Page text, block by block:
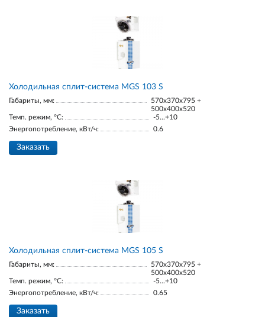
Холодильная сплит-система MGS 103 S
Габариты, мм:
570x370x795 +
500x400x520
Темп. режим, °С:
-5...+10
Энергопотребление, кВт/ч:
0.6
Заказать
Холодильная сплит-система MGS 105 S
Габариты, мм:
570x370x795 +
500x400x520
Темп. режим, °С:
-5...+10
Энергопотребление, кВт/ч:
0.65
Заказать